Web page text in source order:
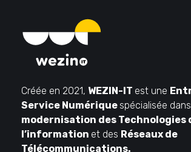
Créée en 2021, WEZIN-IT est une
Service Numérique spécialisée
modernisation des Technologies
l’information et des Réseaux de
Télécommunications.